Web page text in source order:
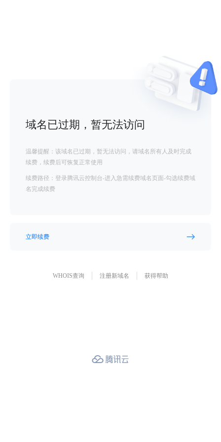
域名已过期，暂无法访问
温馨提醒：该域名已过期，暂无法访问，请域名所有人及时完成
续费，续费后可恢复正常使用
续费路径：登录腾讯云控制台-进入急需续费域名页面-勾选续费域
名完成续费
立即续费
WHOIS查询 注册新域名 获得帮助